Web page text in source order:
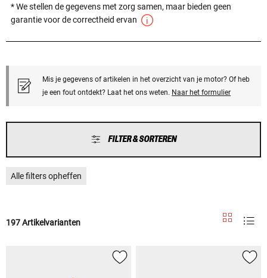
* We stellen de gegevens met zorg samen, maar bieden geen
garantie voor de correctheid ervan
Mis je gegevens of artikelen in het overzicht van je motor? Of heb
je een fout ontdekt? Laat het ons weten. Naar het formulier
FILTER & SORTEREN
Alle filters opheffen
197 Artikelvarianten